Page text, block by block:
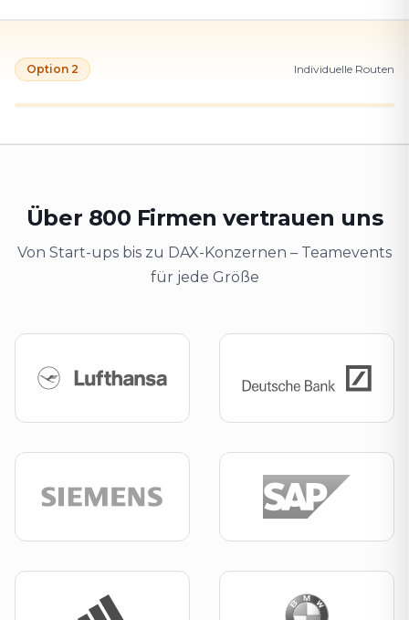
Option 2 Individuelle Routen
Über 800 Firmen vertrauen uns
Von Start-ups bis zu DAX-Konzernen – Teamevents
für jede Größe